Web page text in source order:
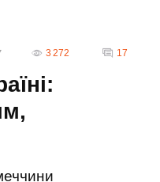
3 272 17